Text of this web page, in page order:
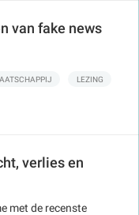
van fake news
LEZING
verlies en
met de recenste